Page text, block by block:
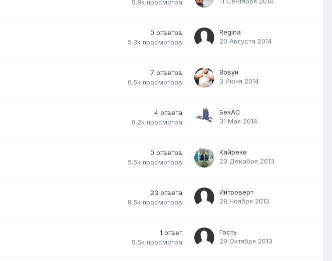
5.9k просмотра
0 ответов
5.3k просмотров
Regina
20 Августа 2014
7 ответов
6.5k просмотров
Вовун
3 Июня 2014
4 ответа
6.2k просмотра
БекАС
31 Мая 2014
0 ответов
5.5k просмотров
Кайреке
23 Декабря 2013
23 ответа
8.5k просмотров
Интроверт
28 Ноября 2013
1 ответ
5.5k просмотра
Гость
29 Октября 2013